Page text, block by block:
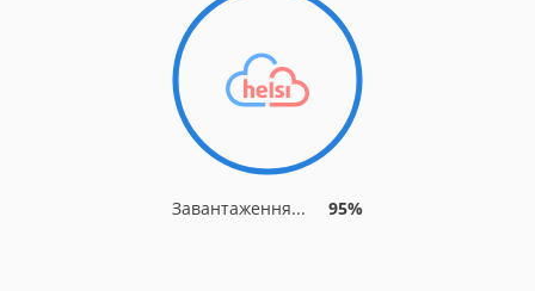
Завантаження... 95%